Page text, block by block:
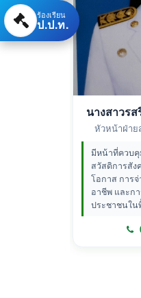
นางสาวร
หัวหน้าฝ่าย
มีหน้าที่ควบ
สวัสดิการสัง
โอกาส การจ่
อาชีพ และก
ประชาชนใ
ร้องเรียน
ป.ป.ท.